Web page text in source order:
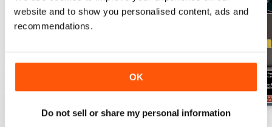
website and to show you personalised content, ads and
recommendations.
OK
Do not sell or share my personal information
June 2026